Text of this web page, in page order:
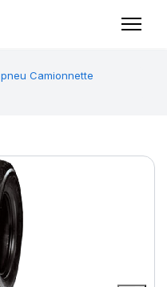
pneu Camionnette